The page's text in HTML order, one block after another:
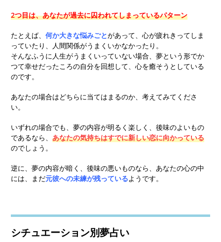
2つ目は、あなたが過去に囚われてしまっているパターン
たとえば、何か大きな悩みごとがあって、心が疲れきってしま
っていたり、人間関係がうまくいかなかったり。
そんなふうに人生がうまくいっていない場合、夢という形でか
つて幸せだったころの自分を回想して、心を癒そうとしている
のです。
あなたの場合はどちらに当てはまるのか、考えてみてくださ
い。
いずれの場合でも、夢の内容が明るく楽しく、後味のよいもの
であるなら、あなたの気持ちはすでに新しい恋に向かっている
のでしょう。
逆に、夢の内容が暗く、後味の悪いものなら、あなたの心の中
には、まだ元彼への未練が残っているよ うです。
シチュエーション別夢占い